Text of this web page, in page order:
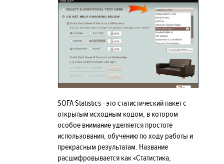
SOFA Statistics - это статистический пакет с
открытым исходным кодом, в котором
особое внимание уделяется простоте
использования, обучению по ходу работы и
прекрасным результатам. Название
расшифровывается как «Статистика,